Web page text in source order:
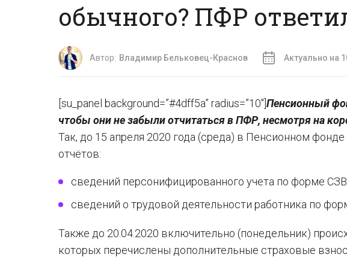
обычного? ПФР
Автор: Владимир Бельковец-Краснов Актуально на
[su_panel background=”#4dff5a” radius=”10″] Пенсионный
чтобы они не забыли отчитаться в ПФР, несмотря на
Так, до 15 апреля 2020 года (среда) в Пенсионном
отчётов:
сведений персонифицированного учета по форме
сведений о трудовой деятельности работника по
Также до 20.04.2020 включительно (понедельник)
которых перечислены дополнительные страховые